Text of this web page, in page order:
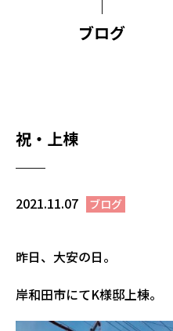
ブログ
祝・上棟
2021.11.07 ブログ
昨日、大安の日。
岸和田市にてK様邸上棟。